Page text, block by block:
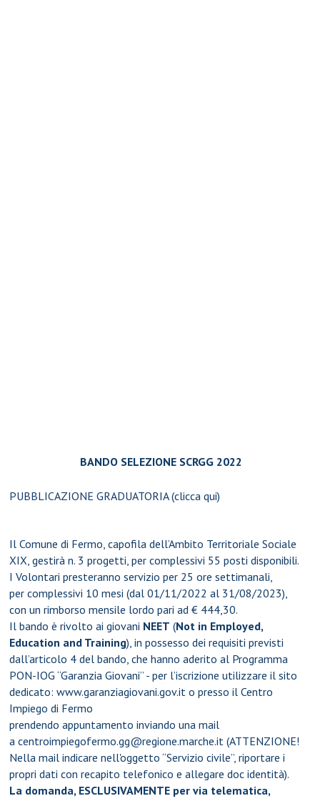
BANDO SELEZIONE SCRGG 2022
PUBBLICAZIONE GRADUATORIA (clicca qui)
Il Comune di Fermo, capofila dell’Ambito Territoriale Sociale
XIX, gestirà n. 3 progetti, per complessivi 55 posti disponibili.
I Volontari presteranno servizio per 25 ore settimanali,
per complessivi 10 mesi (dal 01/11/2022 al 31/08/2023),
con un rimborso mensile lordo pari ad € 444,30.
Il bando è rivolto ai giovani NEET (Not in Employed,
Education and Training), in possesso dei requisiti previsti
dall’articolo 4 del bando, che hanno aderito al Programma
PON-IOG “Garanzia Giovani” - per l’iscrizione utilizzare il sito
dedicato: www.garanziagiovani.gov.it o presso il Centro
Impiego di Fermo
prendendo appuntamento inviando una mail
a centroimpiegofermo.gg@regione.marche.it (ATTENZIONE!
Nella mail indicare nell'oggetto “Servizio civile”, riportare i
propri dati con recapito telefonico e allegare doc identità).
La domanda, ESCLUSIVAMENTE per via telematica,